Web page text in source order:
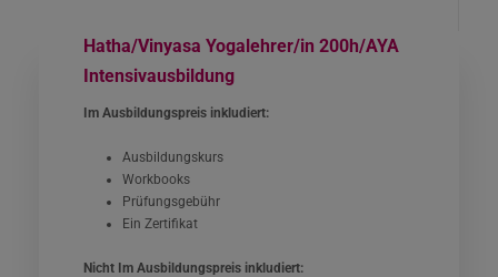
Hatha/Vinyasa Yogalehrer/in 200h/AYA
Intensivausbildung
Im Ausbildungspreis inkludiert:
Ausbildungskurs
Workbooks
Prüfungsgebühr
Ein Zertifikat
Nicht Im Ausbildungspreis inkludiert: